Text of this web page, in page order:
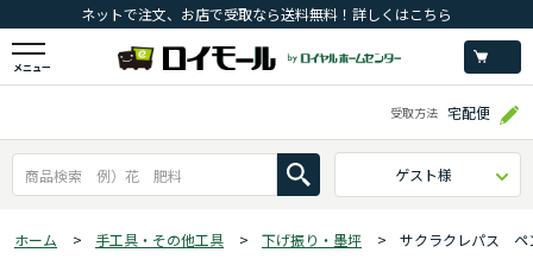
ネットで注文、お店で受取なら送料無料！詳しくはこちら
メニュー
受取方法 宅配便
ゲスト様
ホーム > 手工具・その他工具 > 下げ振り・墨坪 > サクラクレパス